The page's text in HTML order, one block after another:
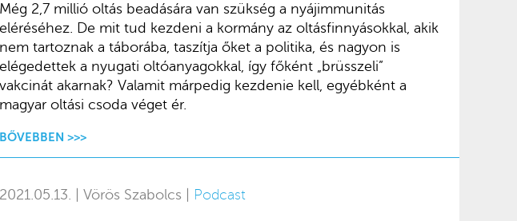
2021.05.13. | Vörös Szabolcs | Podcast
Még 2,7 millió oltás beadására van szükség a nyájimmunitás
eléréséhez. De mit tud kezdeni a kormány az oltásfinnyásokkal, akik
nem tartoznak a táborába, taszítja őket a politika, és nagyon is
elégedettek a nyugati oltóanyagokkal, így főként „brüsszeli”
vakcinát akarnak? Valamit márpedig kezdenie kell, egyébként a
magyar oltási csoda véget ér.
BŐVEBBEN >>>